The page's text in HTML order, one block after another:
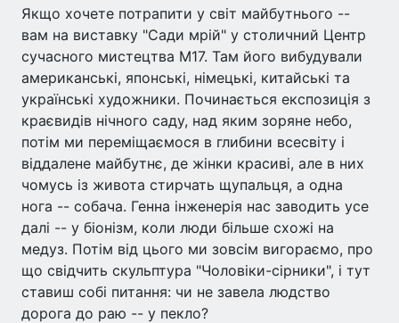
Якщо хочете потрапити у світ майбутнього --
вам на виставку "Сади мрій" у столичний Центр
сучасного мистецтва М17. Там його вибудували
американські, японські, німецькі, китайські та
українські художники. Починається експозиція з
краєвидів нічного саду, над яким зоряне небо,
потім ми переміщаємося в глибини всесвіту і
віддалене майбутнє, де жінки красиві, але в них
чомусь із живота стирчать щупальця, а одна
нога -- собача. Генна інженерія нас заводить усе
далі -- у біонізм, коли люди більше схожі на
медуз. Потім від цього ми зовсім вигораємо, про
що свідчить скульптура "Чоловіки-сірники", і тут
ставиш собі питання: чи не завела людство
дорога до раю -- у пекло?